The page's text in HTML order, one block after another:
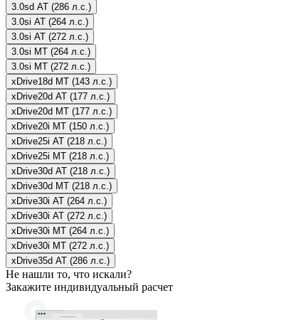
3.0sd AT (286 л.с.)
3.0si AT (264 л.с.)
3.0si AT (272 л.с.)
3.0si MT (264 л.с.)
3.0si MT (272 л.с.)
xDrive18d MT (143 л.с.)
xDrive20d AT (177 л.с.)
xDrive20d MT (177 л.с.)
xDrive20i MT (150 л.с.)
xDrive25i AT (218 л.с.)
xDrive25i MT (218 л.с.)
xDrive30d AT (218 л.с.)
xDrive30d MT (218 л.с.)
xDrive30i AT (264 л.с.)
xDrive30i AT (272 л.с.)
xDrive30i MT (264 л.с.)
xDrive30i MT (272 л.с.)
xDrive35d AT (286 л.с.)
Не нашли то, что искали?
Закажите индивидуальный расчет